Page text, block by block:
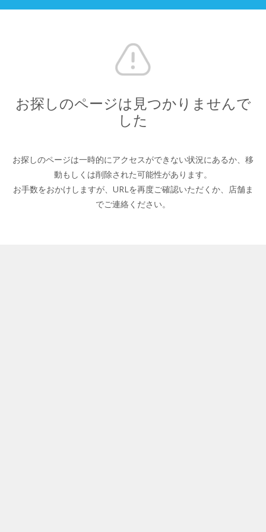
お探しのページは見つかりませんで
した
お探しのページは一時的にアクセスができない状況にあるか、 移
動もしくは削除された可能性があります。
お手数をおかけしますが、URLを再度ご確認いただくか、 店舗ま
でご連絡ください。